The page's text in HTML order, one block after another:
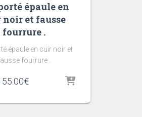
épaule en
noir et fausse
fourrure .
épaule en cuir noir et
fourrure .
Le
initial
55.00€Le
actuel